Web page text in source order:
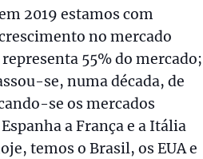
2019 estamos com
no mercado
55% do mercado;
se, numa década, de
se os mercados
a França e a Itália
temos o Brasil, os EUA e